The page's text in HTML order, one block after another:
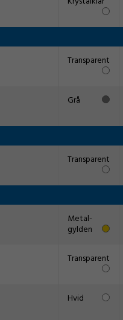
Transparent
Grå
Transparent
Metal-
gylden
Transparent
Hvid